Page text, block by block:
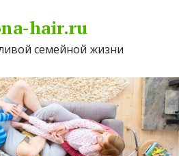
hair.ru
семейной жизни